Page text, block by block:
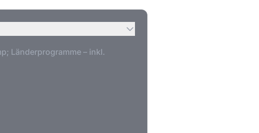
Länderprogramme – inkl.